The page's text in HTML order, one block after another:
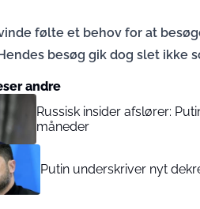
følte et behov for at
besøg gik dog slet ikke
andre
Russisk insider afslører:
måneder
Putin underskriver nyt